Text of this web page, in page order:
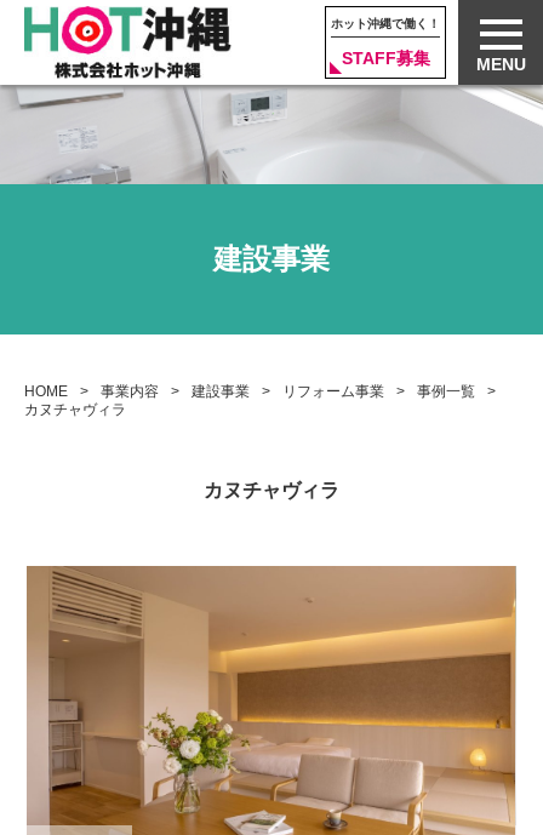
ホット沖縄で働く！
STAFF募集 MENU
建設事業
HOME 事業内容 建設事業 リフォーム事業
事例一覧
カヌチャヴィラ
カヌチャヴィラ